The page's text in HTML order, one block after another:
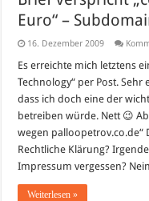
Euro“ –
16. Dezember 2009
Es erreichte mich letztens
Technology“ per Post.
dass ich doch eine der
betreiben würde. Nett 😉
wegen palloopetrov.co.de“
Rechtliche Klärung?
Impressum vergessen?
Weiterlesen »